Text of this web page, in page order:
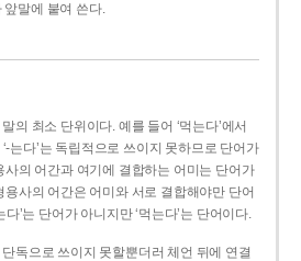
앞말에 붙여 쓴다.
의 최소 단위이다. 예를 들어 ‘먹는다’에서
‘­-는다’는 독립적으로 쓰이지 못하므로 단어가
사의 어간과 여기에 결합하는 어미는 단어가
용사의 어간은 어미와 서로 결합해야만 단어
다’는 단어가 아니지만 ‘먹는다’는 단어이다.
독으로 쓰이지 못할뿐더러 체언 뒤에 연결